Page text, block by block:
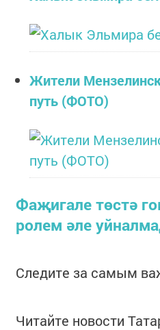
Жители
путь (ФОТО)
Фаҗигале төстә
ролем әле
Следите за самым
Читайте новости